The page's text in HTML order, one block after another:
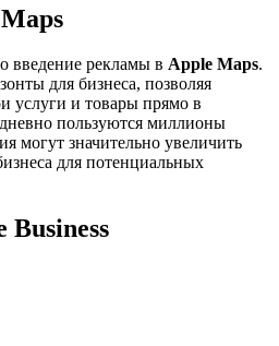
введение рекламы в Apple Maps.
для бизнеса, позволяя
услуги и товары прямо в
пользуются миллионы
могут значительно увеличить
для потенциальных